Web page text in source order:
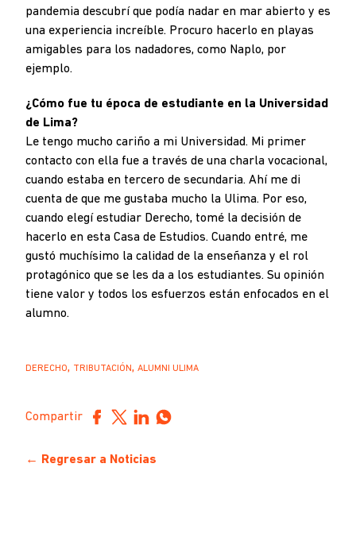
pandemia descubrí que podía nadar en mar abierto y es
una experiencia increíble. Procuro hacerlo en playas
amigables para los nadadores, como Naplo, por
ejemplo.
¿Cómo fue tu época de estudiante en la Universidad
de Lima?
Le tengo mucho cariño a mi Universidad. Mi primer
contacto con ella fue a través de una charla vocacional,
cuando estaba en tercero de secundaria. Ahí me di
cuenta de que me gustaba mucho la Ulima. Por eso,
cuando elegí estudiar Derecho, tomé la decisión de
hacerlo en esta Casa de Estudios. Cuando entré, me
gustó muchísimo la calidad de la enseñanza y el rol
protagónico que se les da a los estudiantes. Su opinión
tiene valor y todos los esfuerzos están enfocados en el
alumno.
DERECHO, TRIBUTACIÓN, ALUMNI ULIMA
Compartir
← Regresar a Noticias